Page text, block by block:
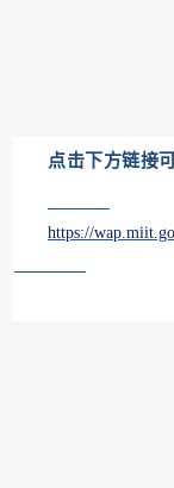
点击下方链接
https://